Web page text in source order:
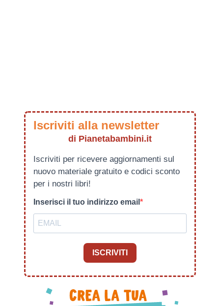
Iscriviti alla newsletter
di Pianetabambini.it
Iscriviti per ricevere aggiornamenti sul
nuovo materiale gratuito e codici sconto
per i nostri libri!
Inserisci il tuo indirizzo email
ISCRIVITI